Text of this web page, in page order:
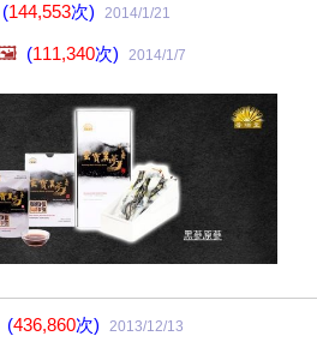
(144,553次) 2014/1/21
(111,340次) 2014/1/7
(436,860次) 2013/12/13